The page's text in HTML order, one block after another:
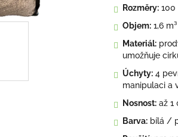
Rozměry: 100
Objem: 1,6 m³
Materiál:
umožňuje
Úchyty: 4
manipulaci a
Nosnost: až 1
Barva: bílá /